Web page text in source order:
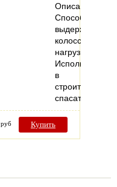
Описание:
Способны
выдерживать
колоссальные
нагрузки.
Используются
в
строительных,
Купить